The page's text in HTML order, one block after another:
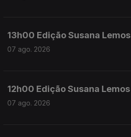
13h00 Edição Susana Lemos
07 ago. 2026
12h00 Edição Susana Lemos
07 ago. 2026